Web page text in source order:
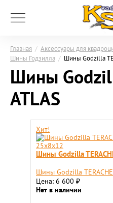
Главная / Аксессуары для
Шины Годзилла / Шины Godzilla
Шины
ATLAS
Хит!
Шины Godzilla
Шины Godzilla
Цена: 6 600 ₽
Нет в наличии